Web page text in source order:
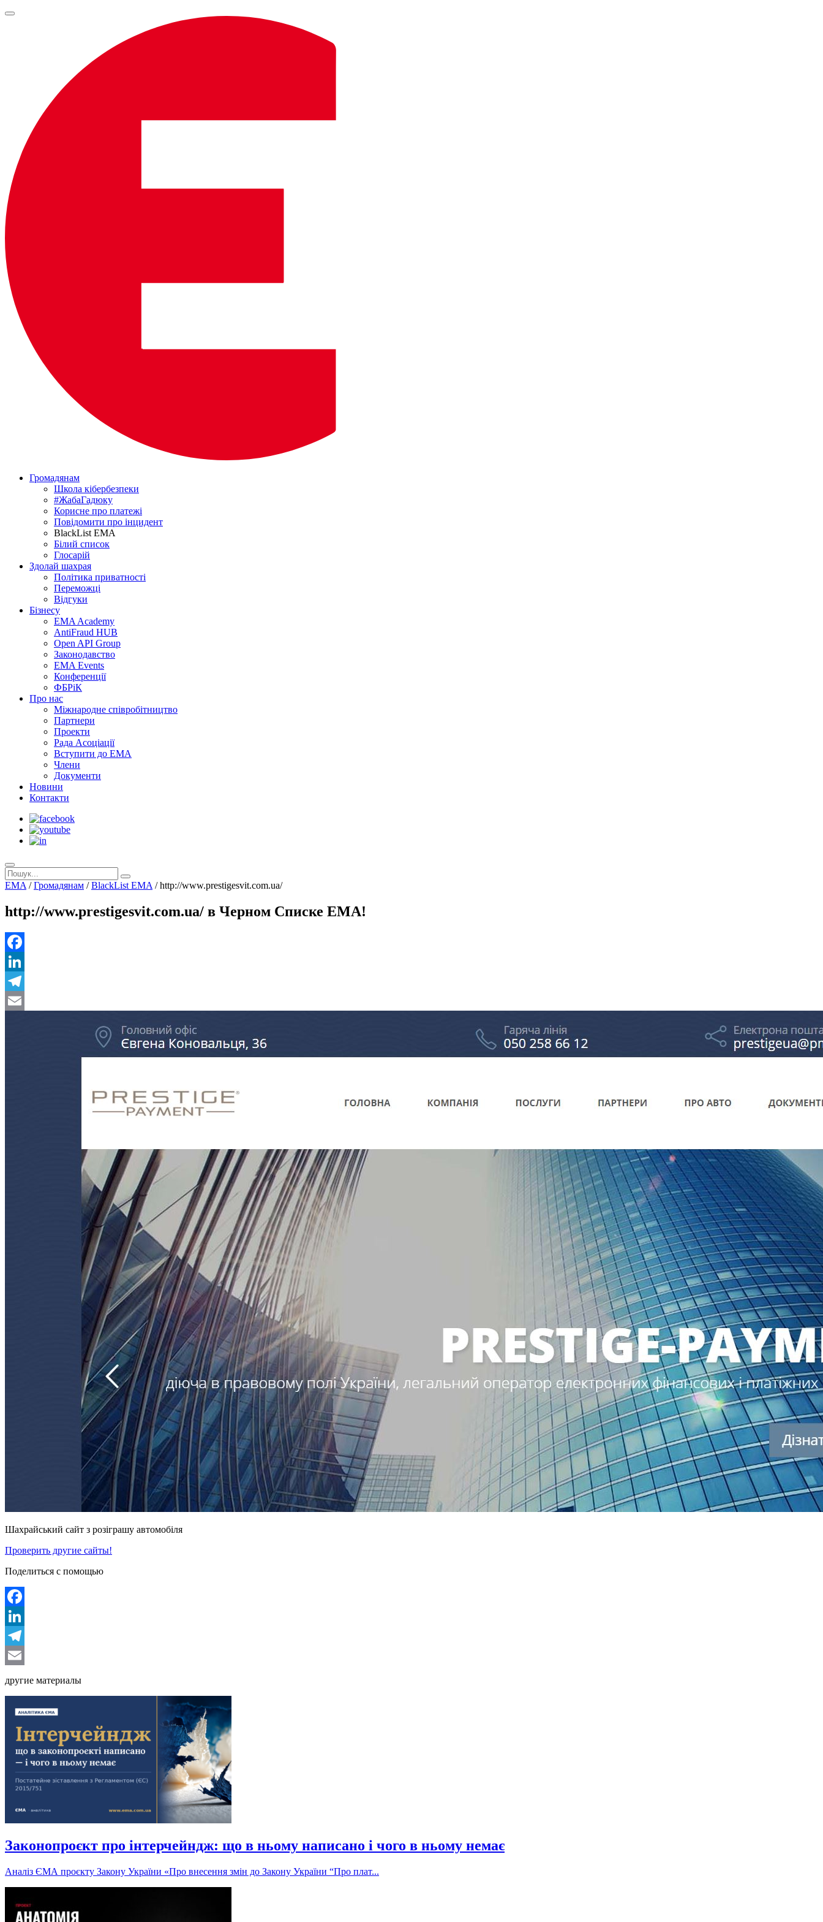
Громадянам
Школа кібербезпеки
#ЖабаГадюку
Корисне про платежі
Повідомити про інцидент
BlackList EMA
Білий список
Глосарій
Здолай шахрая
Політика приватності
Переможцi
Відгуки
Бізнесу
EMA Academy
AntiFraud HUB
Open API Group
Законодавство
EMA Events
Конференції
ФБРіК
Про нас
Міжнародне співробітництво
Партнери
Проекти
Рада Асоціації
Вступити до ЕМА
Члени
Документи
Новини
Контакти
EMA /Громадянам /BlackList EMA /http://www.prestigesvit.com.ua/
http://www.prestigesvit.com.ua/ в Черном Списке ЕМА!
Facebook
LinkedIn
Telegram
Шахрайський сайт з розіграшу автомобіля
Проверить другие сайты!
Поделиться с помощью
Facebook
LinkedIn
Telegram
другие материалы
Законопроєкт про інтерчейндж: що в ньому написано і чого в ньому немає
Аналіз ЄМА проєкту Закону України «Про внесення змін до Закону України “Про плат...